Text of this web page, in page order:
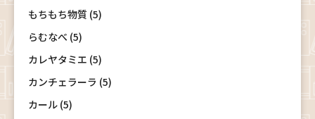
もちもち物質 (5)
らむなべ (5)
カレヤタミエ (5)
カンチェラーラ (5)
カール (5)